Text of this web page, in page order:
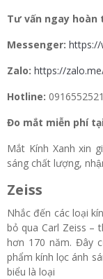
Tư vấn ngay hoàn
Messenger: https://
Zalo: https://
Hotline: 0916552521
Đo mắt miễn phí
Mắt Kính Xanh xin
sáng chất lượng,
Zeiss
Nhắc đến các loại
bỏ qua Carl Zeiss –
hơn 170 năm. Đây
phẩm kính lọc ánh
biểu là loại